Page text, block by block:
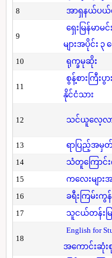
8
အာရှနယ်ပယ်
9
ရှေးမြန်မာ
များအပိုင်း
10
ရုက္ခမုဆိုး
11
စွန့်စားကြီး
နိုင်ငံသား
12 သင်ယူလေ့လာ
13
ရာပြည့်အ
14
သံတူကြောင်း
15
ကလေးမျာ
16
ခရီးကြမ်း
17
သူငယ်တန်းမ
18
English for
အကောင်းဆုံး